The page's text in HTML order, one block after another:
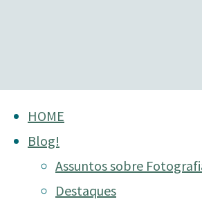
content
HOME
Blog!
Assuntos sobre
Destaques